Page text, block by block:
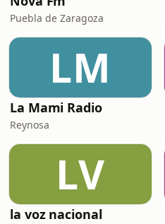
Puebla de Zaragoza
LM
La Mami Radio
Reynosa
LV
la voz nacional